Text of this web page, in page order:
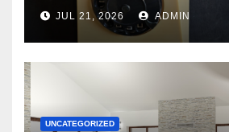
JUL 21, 2026 ADMIN
UNCATEGORIZED